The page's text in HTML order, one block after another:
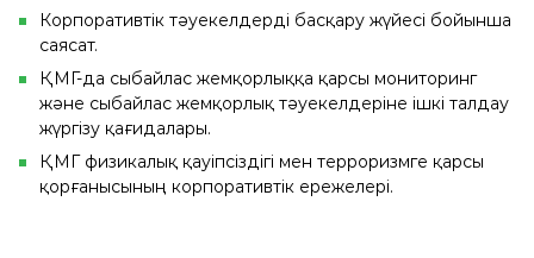
Корпоративтік тәуекелдерді басқару жүйесі бойынша
саясат.
ҚМГ-да сыбайлас жемқорлыққа қарсы мониторинг
және сыбайлас жемқорлық тәуекелдеріне ішкі талдау
жүргізу қағидалары.
ҚМГ физикалық қауіпсіздігі мен терроризмге қарсы
қорғанысының корпоративтік ережелері.